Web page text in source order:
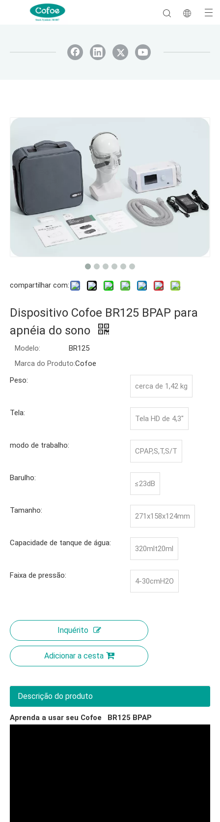
compartilhar com:
Dispositivo Cofoe BR125 BPAP para
apnéia do sono
Modelo:
BR125
Marca do Produto:Cofoe
Peso:
cerca de 1,42 kg
Tela:
Tela HD de 4,3"
modo de trabalho:
CPAP,S,T,S/T
Barulho:
≤23dB
Tamanho:
271x158x124mm
Capacidade de tanque de água:
320mlt20ml
Faixa de pressão:
4-30cmH2O
Inquérito
Adicionar a cesta
Descrição do produto
Aprenda a usar seu Cofoe BR125 BPAP